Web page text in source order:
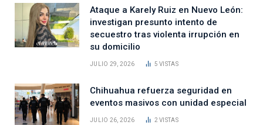
Ataque a Karely Ruiz en Nuevo León:
investigan presunto intento de
secuestro tras violenta irrupción en
su domicilio
JULIO 29, 2026 5VISTAS
Chihuahua refuerza seguridad en
eventos masivos con unidad especial
JULIO 26, 2026 2VISTAS